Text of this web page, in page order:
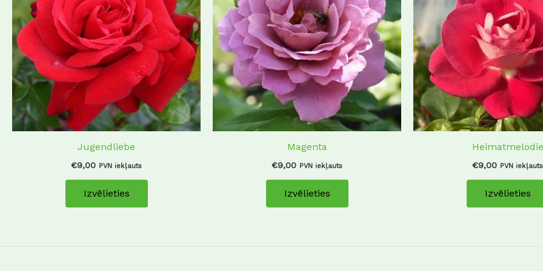
Jugendliebe
€9,00 PVN iekļauts
Izvēlieties
variants.
The
options
may
be
chosen
on
the
Magenta
€9,00 PVN iekļauts
Izvēlieties
variants.
The
options
may
be
chosen
on
the
Heimatmelodie
€9,00 PVN iekļauts
Izvēlieties